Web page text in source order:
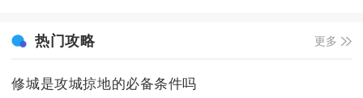
热门攻略 更多
修城是攻城掠地的必备条件吗